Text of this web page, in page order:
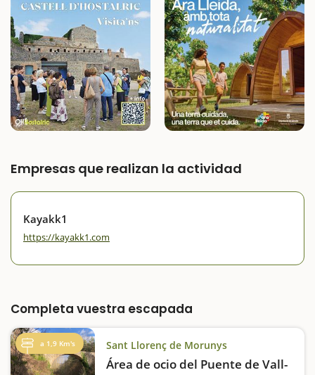
Empresas que realizan la actividad
Kayakk1
https://kayakk1.com
Completa vuestra escapada
a 1,9 Km's Sant Llorenç de Morunys
Área de ocio del Puente de Vall-